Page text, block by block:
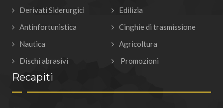
Derivati Siderurgici
Edilizia
Antinfortunistica
Cinghie di trasmissione
Nautica
Agricoltura
Dischi abrasivi
Promozioni
Recapiti